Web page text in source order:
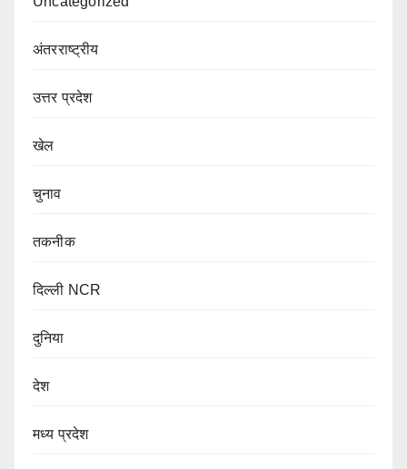
अंतरराष्ट्रीय
उत्तर प्रदेश
खेल
चुनाव
तकनीक
दिल्ली NCR
दुनिया
देश
मध्य प्रदेश